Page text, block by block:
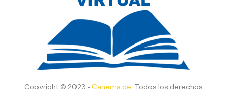
Copyright © 2023 - Cahema.pe . Todos los derechos